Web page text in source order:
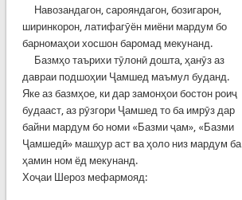
Навозандагон, сарояндагон, бозигарон,
ширинкорон, латифагӯён миёни мардум бо
барномаҳои хосшон баромад мекунанд.
Базмҳо таърихи тӯлонӣ дошта, ҳанӯз аз
давраи подшоҳии Ҷамшед маъмул буданд.
Яке аз базмҳое, ки дар замонҳои бостон роиҷ
будааст, аз рӯзгори Ҷамшед то ба имрӯз дар
байни мардум бо номи «Базми ҷам», «Базми
Ҷамшедӣ» машҳур аст ва ҳоло низ мардум ба
ҳамин ном ёд мекунанд.
Хоҷаи Шероз мефармояд: